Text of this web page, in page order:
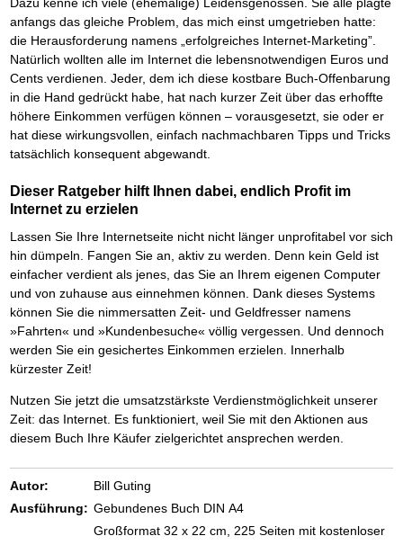
anfangs das gleiche Problem, das mich einst umgetrieben hatte:
die Herausforderung namens „erfolgreiches Internet-Marketing”.
Natürlich wollten alle im Internet die lebensnotwendigen Euros und
Cents verdienen. Jeder, dem ich diese kostbare Buch-Offenbarung
in die Hand gedrückt habe, hat nach kurzer Zeit über das erhoffte
höhere Einkommen verfügen können – vorausgesetzt, sie oder er
hat diese wirkungsvollen, einfach nachmachbaren Tipps und Tricks
tatsächlich konsequent abgewandt.
Dieser Ratgeber hilft Ihnen dabei, endlich Profit im
Internet zu erzielen
Lassen Sie Ihre Internetseite nicht nicht länger unprofitabel vor sich
hin dümpeln. Fangen Sie an, aktiv zu werden. Denn kein Geld ist
einfacher verdient als jenes, das Sie an Ihrem eigenen Computer
und von zuhause aus einnehmen können. Dank dieses Systems
können Sie die nimmersatten Zeit- und Geldfresser namens
»Fahrten« und »Kundenbesuche« völlig vergessen. Und dennoch
werden Sie ein gesichertes Einkommen erzielen. Innerhalb
kürzester Zeit!
Nutzen Sie jetzt die umsatzstärkste Verdienstmöglichkeit unserer
Zeit: das Internet. Es funktioniert, weil Sie mit den Aktionen aus
diesem Buch Ihre Käufer zielgerichtet ansprechen werden.
Autor:
Bill Guting
Ausführung: Gebundenes Buch DIN A4
Großformat 32 x 22 cm, 225 Seiten mit kostenloser